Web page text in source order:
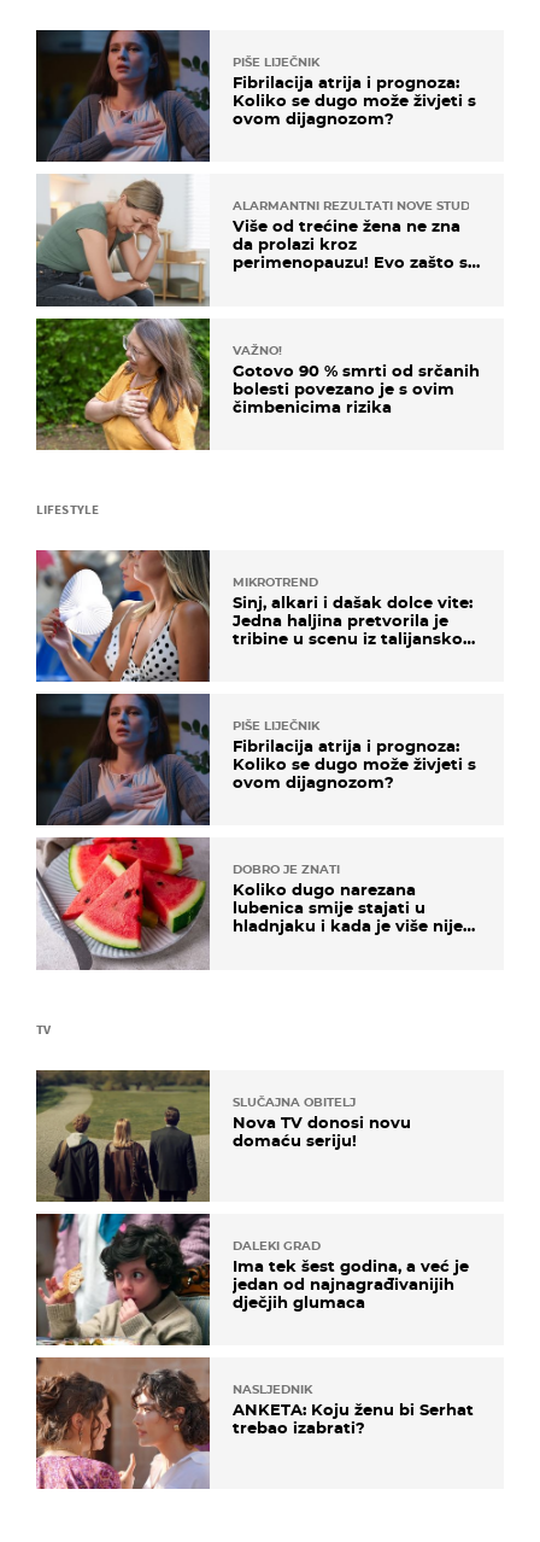
PIŠE LIJEČNIK
Fibrilacija atrija i prognoza:
Koliko se dugo može živjeti s
ovom dijagnozom?
ALARMANTNI REZULTATI NOVE STUDIJE
Više od trećine žena ne zna
da prolazi kroz
perimenopauzu! Evo zašto su
VAŽNO!
Gotovo 90 % smrti od srčanih
bolesti povezano je s ovim
čimbenicima rizika
TV
SLUČAJNA OBITELJ
Nova TV donosi novu
domaću seriju!
DALEKI GRAD
Ima tek šest godina, a već je
jedan od najnagrađivanijih
dječjih glumaca
NASLJEDNIK
ANKETA: Koju ženu bi Serhat
trebao izabrati?
LIFESTYLE
MIKROTREND
Sinj, alkari i dašak dolce vite:
Jedna haljina pretvorila je
tribine u scenu iz talijanskog
PIŠE LIJEČNIK
Fibrilacija atrija i prognoza:
Koliko se dugo može živjeti s
ovom dijagnozom?
DOBRO JE ZNATI
Koliko dugo narezana
lubenica smije stajati u
hladnjaku i kada je više nije